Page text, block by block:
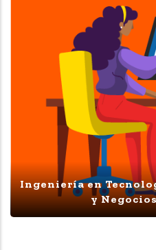
Ingeniería en
y